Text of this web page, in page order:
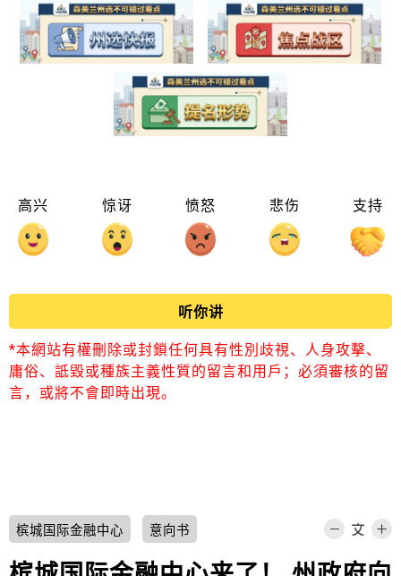
高兴 惊讶 愤怒 悲伤 支持
听你讲
*本網站有權刪除或封鎖任何具有性別歧視、人身攻擊、
庸俗、詆毀或種族主義性質的留言和用戶；必須審核的留
言，或將不會即時出現。
槟城国际金融中心 意向书